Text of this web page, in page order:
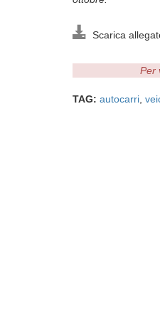
Scarica
Per
TAG: autocarri